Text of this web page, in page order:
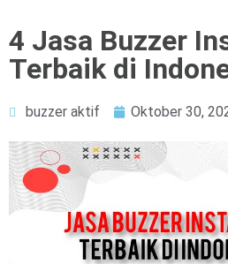
4 Jasa Buzzer
Terbaik di
buzzer aktif Oktober 30,